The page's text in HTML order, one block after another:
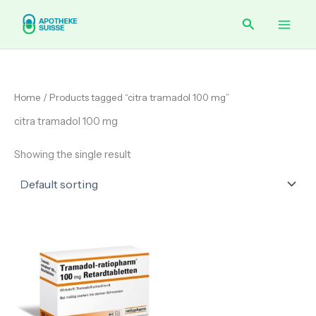
content
Search
Home / Products tagged “citra tramadol 100 mg”
citra tramadol 100 mg
Showing the single result
through
€ 310.00